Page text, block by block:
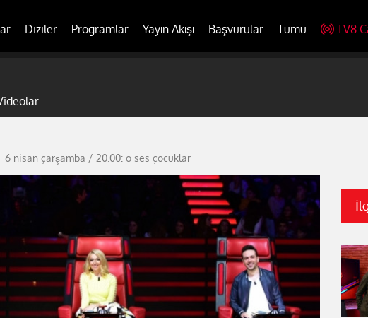
Diziler Programlar Yayın Akışı Başvurular Tümü TV8
6 nisan çarşamba / 20.00: o ses çocuklar